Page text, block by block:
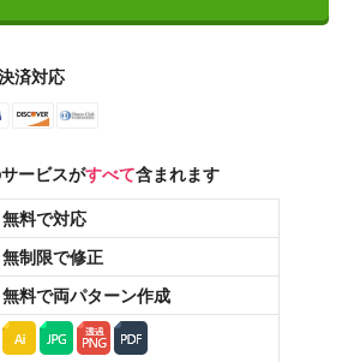
済対応
ービスがすべて含まれます
無料で対応
無制限で修正
無料で両パターン作成